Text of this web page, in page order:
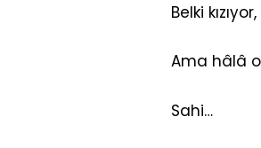
Belki
Ama hâlâ
Sahi…